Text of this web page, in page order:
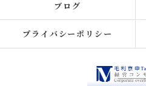
ブログ
プライバシーポリシー